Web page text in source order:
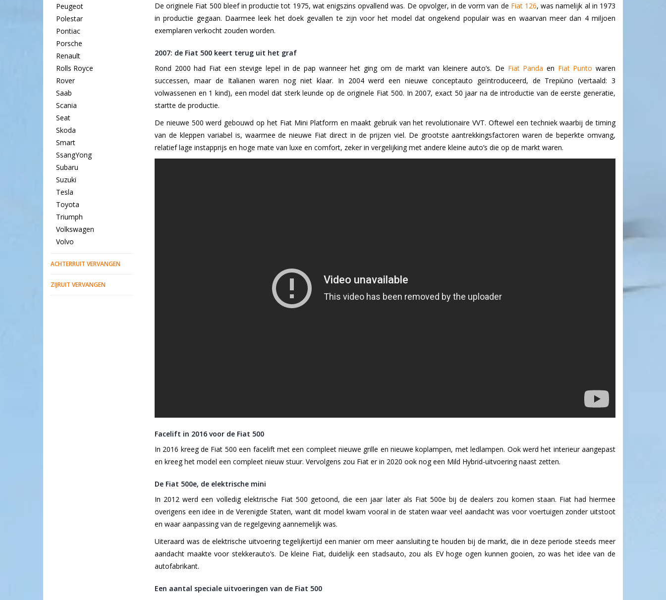
Peugeot
Polestar
Pontiac
Porsche
Renault
Rolls Royce
Rover
Saab
Scania
Seat
Skoda
Smart
SsangYong
Subaru
Suzuki
Tesla
Toyota
Triumph
Volkswagen
Volvo
ACHTERRUIT VERVANGEN
ZIJRUIT VERVANGEN
De originele Fiat 500 bleef in productie tot 1975, wat enigszins opvallend was. De opvolger, in de vorm van de Fiat 126,was namelijk al in 1973
in productie gegaan. Daarmee leek het doek gevallen te zijn voor het model dat ongekend populair was en waarvan meer dan 4 miljoen
exemplaren verkocht zouden worden.
2007: de Fiat 500 keert terug uit het graf
Rond 2000 had Fiat een stevige lepel in de pap wanneer het ging om de markt van kleinere auto’s. De Fiat Panda en Fiat Punto waren
successen, maar de Italianen waren nog niet klaar. In 2004 werd een nieuwe conceptauto geïntroduceerd, de Trepiùno (vertaald: 3
volwassenen en 1 kind), een model dat sterk leunde op de originele Fiat 500. In 2007, exact 50 jaar na de introductie van de eerste generatie,
startte de productie.
De nieuwe 500 werd gebouwd op het Fiat Mini Platform en maakt gebruik van het revolutionaire VVT. Oftewel een techniek waarbij de timing
van de kleppen variabel is, waarmee de nieuwe Fiat direct in de prijzen viel. De grootste aantrekkingsfactoren waren de beperkte omvang,
relatief lage instapprijs en hoge mate van luxe en comfort, zeker in vergelijking met andere kleine auto’s die op de markt waren.
Facelift in 2016 voor de Fiat 500
In 2016 kreeg de Fiat 500 een facelift met een compleet nieuwe grille en nieuwe koplampen, met ledlampen. Ook werd het interieur aangepast
en kreeg het model een compleet nieuw stuur. Vervolgens zou Fiat er in 2020 ook nog een Mild Hybrid-uitvoering naast zetten.
De Fiat 500e, de elektrische mini
In 2012 werd een volledig elektrische Fiat 500 getoond, die een jaar later als Fiat 500e bij de dealers zou komen staan. Fiat had hiermee
overigens een idee in de Verenigde Staten, want dit model kwam vooral in de staten waar veel aandacht was voor voertuigen zonder uitstoot
en waar aanpassing van de regelgeving aannemelijk was.
Uiteraard was de elektrische uitvoering tegelijkertijd een manier om meer aansluiting te houden bij de markt, die in deze periode steeds meer
aandacht maakte voor stekkerauto’s. De kleine Fiat, duidelijk een stadsauto, zou als EV hoge ogen kunnen gooien, zo was het idee van de
autofabrikant.
Een aantal speciale uitvoeringen van de Fiat 500